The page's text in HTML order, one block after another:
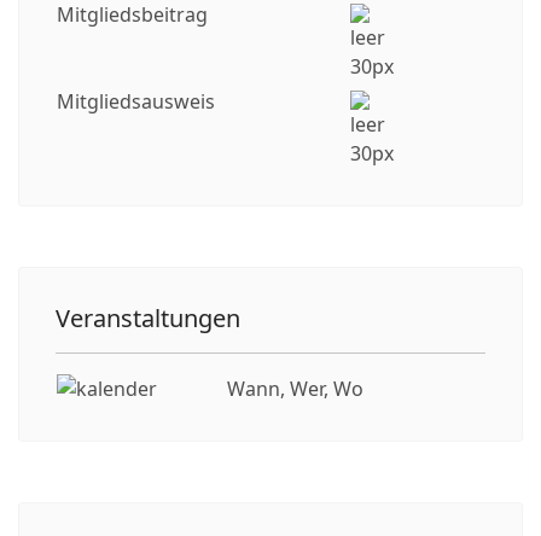
Mitgliedsbeitrag
Mitgliedsausweis
Veranstaltungen
Wann, Wer, Wo